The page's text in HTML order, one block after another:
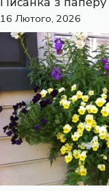
16 Лютого, 2026